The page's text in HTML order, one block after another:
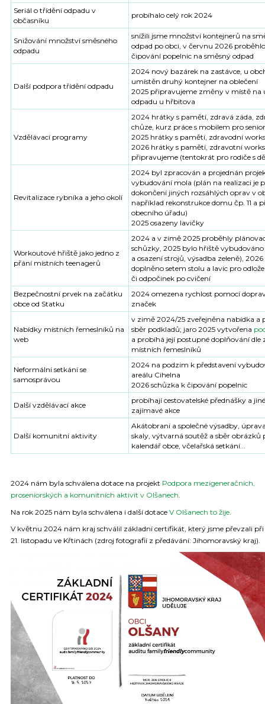
Seriál o třídění odpadu v
občasníku
probíhalo celý rok 2024
Snižování množství směsného
odpadu
snížili jsme množství kontejnerů na
odpad po obci, v červnu 2026 proběhlo
čipování popelnic na směsný odpad
Další podpora třídění odpadu
2024 nový bazárek na zastávce, u
umístěn druhý kontejner na oblečení
2025 připravujeme změny v místě na
odpadu u hřbitova
Vzdělávací programy
2024 hrátky s pamětí, zdravá záda,
chůze, kurz práce s mobilem pro
2025 hrátky s pamětí, zdravodní
2026 hrátky s pamětí, zdravotní
připravujeme (tentokrát pro rodiče s
Revitalizace rybníka a jeho okolí
2024 byl zpracován a projednán
vybudování mola (plán na realizaci je
dokončení jiných rozsáhlých oprav v
například rekonstrukce domu čp. 11 a
obecního úřadu)
2025 osazeny lavičky
Workoutové hřiště jako jedno z
přání místních teenagerů
2024 a v zimě 2025 proběhly
schůzky, 2025 bylo hřiště
a osazení strojů, výsadba zeleně),
doplněno setem stolu a lavic pro
či odpočinek po cvičení
Bezpečnostní prvek na začátku
obce od Statku
2024 omezena rychlost pomocí
značek
Nabídky místních řemeslníků na
web
v zimě 2024/25 zveřejněna nabídka a
sběr podkladů; jaro 2025 vytvořena
a probíhá její postupné doplňování dle
místních řemeslníků
Neformální setkání se
samosprávou
2024 na podzim k představení
areálu Cihelna
2026 schůzka k čipování popelnic
Další vzdělávací akce
probíhají cestovatelské přednášky a jiné
zajímavé akce
Další komunitní aktivity
Akátobraní a společné výsadby,
skaly, výtvarná soutěž a sběr obrázků
kalendář obce, včelařská setkání...
2024 nám byla schválena dotace na projekt Podpora mezigeneračních,
proseniorských a komunitních aktivit v Olšanech.
Na rok 2025 nám byla schválena i další dotace V Olšanech to žije
V květnu 2024 nám kraj schválil základní certifikát, který jsme převzali při
21. listopadu ve Křtinách (zdroj fotografií z předávání: Jihomoravský kraj).